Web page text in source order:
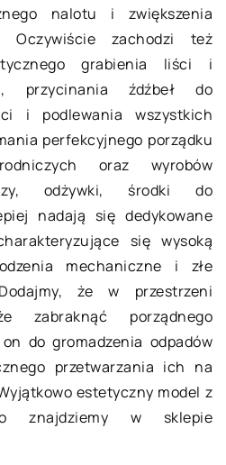
nalotu i zwiększenia
Oczywiście zachodzi też
grabienia liści i
przycinania źdźbeł do
i podlewania wszystkich
perfekcyjnego porządku
oraz wyrobów
odżywki, środki do
nadają się dedykowane
się wysoką
mechaniczne i złe
że w przestrzeni
zabraknąć porządnego
do gromadzenia odpadów
przetwarzania ich na
estetyczny model z
znajdziemy w sklepie